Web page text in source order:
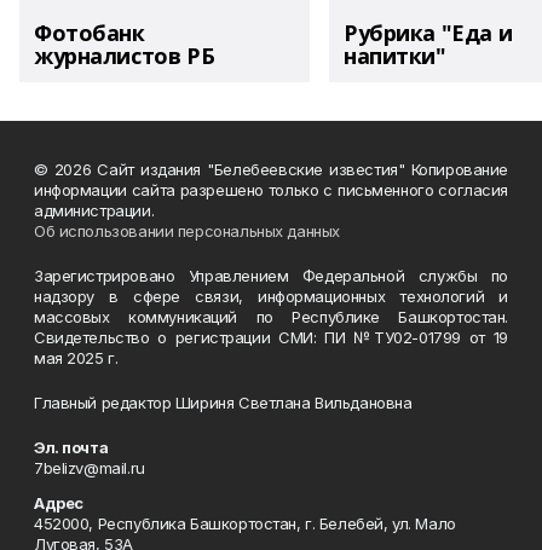
Фотобанк
журналистов РБ
Рубрика "Еда и
напитки"
© 2026 Сайт издания "Белебеевские известия" Копирование
информации сайта разрешено только с письменного согласия
администрации.
Об использовании персональных данных
Зарегистрировано Управлением Федеральной службы по
надзору в сфере связи, информационных технологий и
массовых коммуникаций по Республике Башкортостан.
Свидетельство о регистрации СМИ: ПИ №ТУ02-01799 от 19
мая 2025 г.
Главный редактор Шириня Светлана Вильдановна
Эл. почта
7belizv@mail.ru
Адрес
452000, Республика Башкортостан, г. Белебей, ул. Мало
Луговая, 53А